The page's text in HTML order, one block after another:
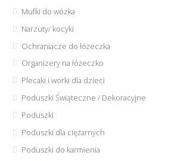
Mufki do wózka
Narzuty/ kocyki
Ochraniacze do łóżeczka
Organizery na łóżeczko
Plecaki i worki dla dzieci
Poduszki Świąteczne / Dekoracyjne
Poduszki
Poduszki dla ciężarnych
Poduszki do karmienia